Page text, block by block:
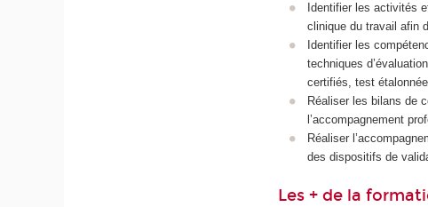
Identifier les activités
clinique du travail afin
Identifier les
techniques
certifiés, test
Réaliser les bilans de
l’accompagnement
Réaliser
des dispositifs de
Les + de la